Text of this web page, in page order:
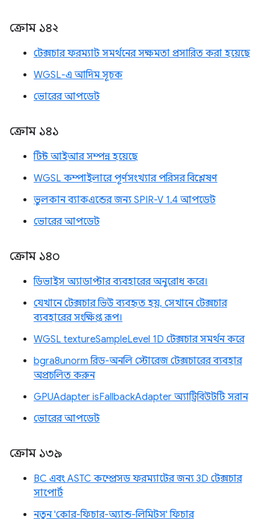
ক্রোম ১৪২
টেক্সচার ফরম্যাট সমর্থনের সক্ষমতা প্রসারিত করা হয়েছে
WGSL-এ আদিম সূচক
ভোরের আপডেট
ক্রোম ১৪১
টিন্ট আইআর সম্পন্ন হয়েছে
WGSL কম্পাইলারে পূর্ণসংখ্যার পরিসর বিশ্লেষণ
ভুলকান ব্যাকএন্ডের জন্য SPIR-V 1.4 আপডেট
ভোরের আপডেট
ক্রোম ১৪০
ডিভাইস অ্যাডাপ্টার ব্যবহারের অনুরোধ করে।
যেখানে টেক্সচার ভিউ ব্যবহৃত হয়, সেখানে টেক্সচার
ব্যবহারের সংক্ষিপ্ত রূপ।
WGSL textureSampleLevel 1D টেক্সচার সমর্থন করে
bgra8unorm রিড-অনলি স্টোরেজ টেক্সচারের ব্যবহার
অপ্রচলিত করুন
GPUAdapter isFallbackAdapter অ্যাট্রিবিউটটি সরান
ভোরের আপডেট
ক্রোম ১৩৯
BC এবং ASTC কম্প্রেসড ফরম্যাটের জন্য 3D টেক্সচার
সাপোর্ট
নতুন 'কোর-ফিচার-অ্যান্ড-লিমিটস' ফিচার